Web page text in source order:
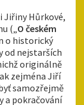
Hůrkové,
(„O českém
o historický
od nejstarších
originálně
zejména Jiří
samozřejmě
a pokračování